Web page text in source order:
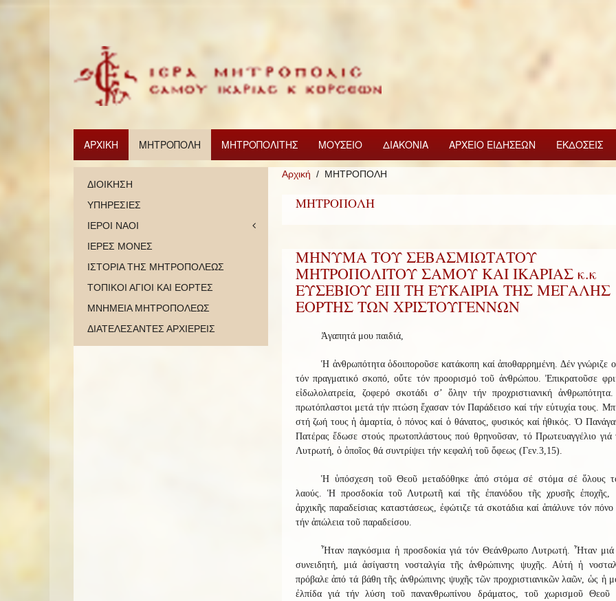
ΑΡΧΙΚΗ ΜΗΤΡΟΠΟΛΗ ΜΗΤΡΟΠΟΛΙΤΗΣ ΜΟΥΣΕΙΟ ΔΙΑΚΟΝΙΑ ΑΡΧΕΙΟ ΕΙΔΗΣΕΩΝ ΕΚΔΟΣΕΙΣ
Αρχική ΜΗΤΡΟΠΟΛΗ
ΜΗΤΡΟΠΟΛΗ
ΜΗΝΥΜΑ ΤΟΥ ΣΕΒΑΣΜΙΩΤΑΤΟΥ
ΜΗΤΡΟΠΟΛΙΤΟΥ ΣΑΜΟΥ ΚΑΙ ΙΚΑΡΙΑΣ κ.κ
ΕΥΣΕΒΙΟΥ ΕΠΙ ΤΗ ΕΥΚΑΙΡΙΑ ΤΗΣ ΜΕΓΑΛΗΣ
ΕΟΡΤΗΣ ΤΩΝ ΧΡΙΣΤΟΥΓΕΝΝΩΝ
Ἀγαπητά μου παιδιά,
Ἡ ἀνθρωπότητα ὁδοιποροῦσε κατάκοπη καί ἀποθαρρημένη. Δέν γνώριζε
τόν πραγματικό σκοπό, οὔτε τόν προορισμό τοῦ ἀνθρώπου. Ἐπικρατοῦσε
εἰδωλολατρεία, ζοφερό σκοτάδι σ’ ὅλην τήν προχριστιανική
πρωτόπλαστοι μετά τήν πτώση ἔχασαν τόν Παράδεισο καί τήν εὐτυχία τους.
στή ζωή τους ἡ ἁμαρτία, ὁ πόνος καί ὁ θάνατος, φυσικός καί ἠθικός. Ὁ
Πατέρας ἔδωσε στούς πρωτοπλάστους πού θρηνοῦσαν, τό Πρωτευαγγέλιο γιά
Λυτρωτή, ὁ ὁποῖος θά συντρίψει τήν κεφαλή τοῦ ὄφεως (Γεν.3,15).
Ἡ ὑπόσχεση τοῦ Θεοῦ μεταδόθηκε ἀπό στόμα σέ στόμα σέ ὅλους
λαούς. Ἡ προσδοκία τοῦ Λυτρωτῆ καί τῆς ἐπανόδου τῆς χρυσῆς ἐποχῆς,
ἀρχικῆς παραδείσιας καταστάσεως, ἐφώτιζε τά σκοτάδια καί ἁπάλυνε τόν πόνο
τήν ἀπώλεια τοῦ παραδείσου.
Ἦταν παγκόσμια ἡ προσδοκία γιά τόν Θεάνθρωπο Λυτρωτή. Ἦταν
συνειδητή, μιά ἀσίγαστη νοσταλγία τῆς ἀνθρώπινης ψυχῆς. Αὐτή ἡ
πρόβαλε ἀπό τά βάθη τῆς ἀνθρώπινης ψυχῆς τῶν προχριστιανικῶν λαῶν, ὡς ἡ
ἐλπίδα γιά τήν λύση τοῦ πανανθρωπίνου δράματος, τοῦ χωρισμοῦ Θεοῦ
ΔΙΟΙΚΗΣΗ
ΥΠΗΡΕΣΙΕΣ
ΙΕΡΟΙ ΝΑΟΙ
ΙΕΡΕΣ ΜΟΝΕΣ
ΙΣΤΟΡΙΑ ΤΗΣ ΜΗΤΡΟΠΟΛΕΩΣ
ΤΟΠΙΚΟΙ ΑΓΙΟΙ ΚΑΙ ΕΟΡΤΕΣ
ΜΝΗΜΕΙΑ ΜΗΤΡΟΠΟΛΕΩΣ
ΔΙΑΤΕΛΕΣΑΝΤΕΣ ΑΡΧΙΕΡΕΙΣ